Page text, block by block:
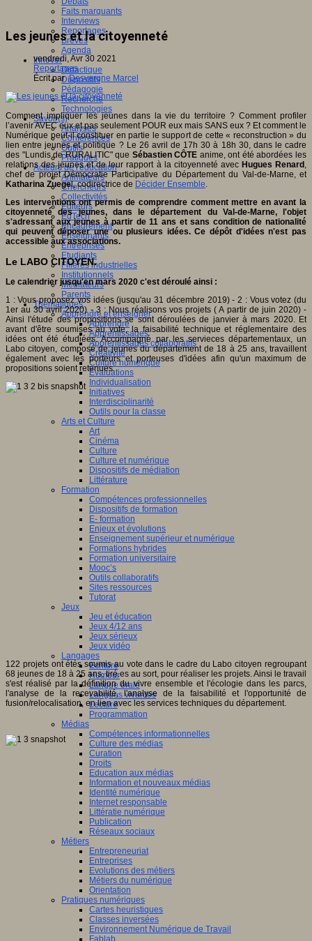
Faits marquants
Interviews
Reportages
Brèves
Agenda
Innover
Didactique
Dispositifs
Pédagogie
Recherche
Technologies
Savoir(s)
Analyses
Conférences
Outils
Pratiques
Acteurs de l'éducation
Animateurs
Chercheurs
Collectivités
Editeurs
EdTech
Encadrement
Enseignants
Entreprises
Etudiants
Filières industrielles
Institutionnels
Médiateurs
Parents
Thématiques
Apprendre et enseigner
Apprendre
Apprentissages
Apprentissages collaboratifs
Créativité
Culture numérique
Evaluations
Individualisation
Initiatives
Interdisciplinarité
Outils pour la classe
Arts et Culture
Art
Cinéma
Culture
Culture et numérique
Dispositifs de médiation
Littérature
Formation
Compétences professionnelles
Dispositifs de formation
E- formation
Enjeux et évolutions
Enseignement supérieur et numérique
Formations hybrides
Formation universitaire
Mooc’s
Outils collaboratifs
Sites ressources
Tutorat
Jeux
Jeu et éducation
Jeux 4/12 ans
Jeux sérieux
Jeux vidéo
Langages
Ecriture
Humour
Langue orale
Langues vivantes
Lecture
Programmation
Médias
Compétences informationnelles
Culture des médias
Curation
Droits
Education aux médias
Information et nouveaux médias
Identité numérique
Internet responsable
Littératie numérique
Publication
Réseaux sociaux
Métiers
Entrepreneuriat
Entreprises
Evolutions des métiers
Métiers du numérique
Orientation
Pratiques numériques
Cartes heuristiques
Classes inversées
Environnement Numérique de Travail
Fablab
Les jeunes et la citoyenneté
vendredi, Avr 30 2021
Reportages
Écrit parDesvergne Marcel
Comment impliquer les jeunes dans la vie du territoire ? Comment profiler
l’avenir AVEC eux et pas seulement POUR eux mais SANS eux ? Et comment le
Numérique peut-il constituer en partie le support de cette « reconstruction » du
lien entre jeunes et politique ? Le 26 avril de 17h 30 à 18h 30, dans le cadre
des "Lundis de RURALITIC" que Sébastien CÔTE anime, ont été abordées les
relations des jeunes et de leur rapport à la citoyenneté avec Hugues Renard,
chef de projet Démocratie Participative du Département du Val-de-Marne, et
Katharina Zuegel, codirectrice de Décider Ensemble.
Les interventions ont permis de comprendre comment mettre en avant la
citoyenneté des jeunes, dans le département du Val-de-Marne, l'objet
s'adressant aux jeunes à partir de 11 ans et sans condition de nationalité
qui peuvent déposer une ou plusieurs idées. Ce dépôt d'idées n'est pas
accessible aux associations.
Le LABO CITOYEN.
Le calendrier jusqu'en mars 2020 c'est déroulé ainsi :
1 : Vous proposez vos idées (jusqu'au 31 décembre 2019) - 2 : Vous votez (du
1er au 30 avril 2020) - 3 : Nous réalisons vos projets ( A partir de juin 2020) -
Ainsi l'étude des propositions se sont déroulées de janvier à mars 2020. Et
avant d'être soumises au vote, la faisabilité technique et réglementaire des
idées ont été étudiées. Accompagné par les servieces départementaux, un
Labo citoyen, composé de jeunes du département de 18 à 25 ans, travaillent
également avec les porteurs et porteuses d'idées afin qu'un maximum de
propositions soient retenues.
122 projets ont étés soumis au vote dans le cadre du Labo citoyen regroupant
68 jeunes de 18 à 25 ans, tiré.es au sort, pour réaliser les projets. Ainsi le travail
s'est réalisé par la définition du vivre ensemble et l'écologie dans les parcs,
l'analyse de la recevabilité, l'analyse de la faisabilité et l'opportunité de
fusion/relocalisation, en lien avec les services techniques du département.